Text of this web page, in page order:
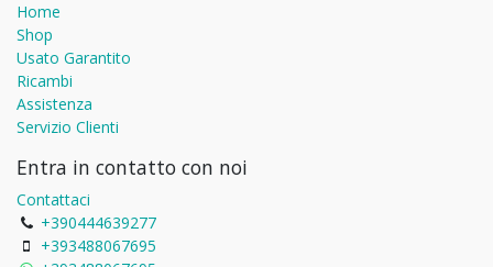
Home
Shop
Usato Garantito
Ricambi
Assistenza
Servizio Clienti
Entra in contatto con noi
Contattaci
+390444639277
+393488067695